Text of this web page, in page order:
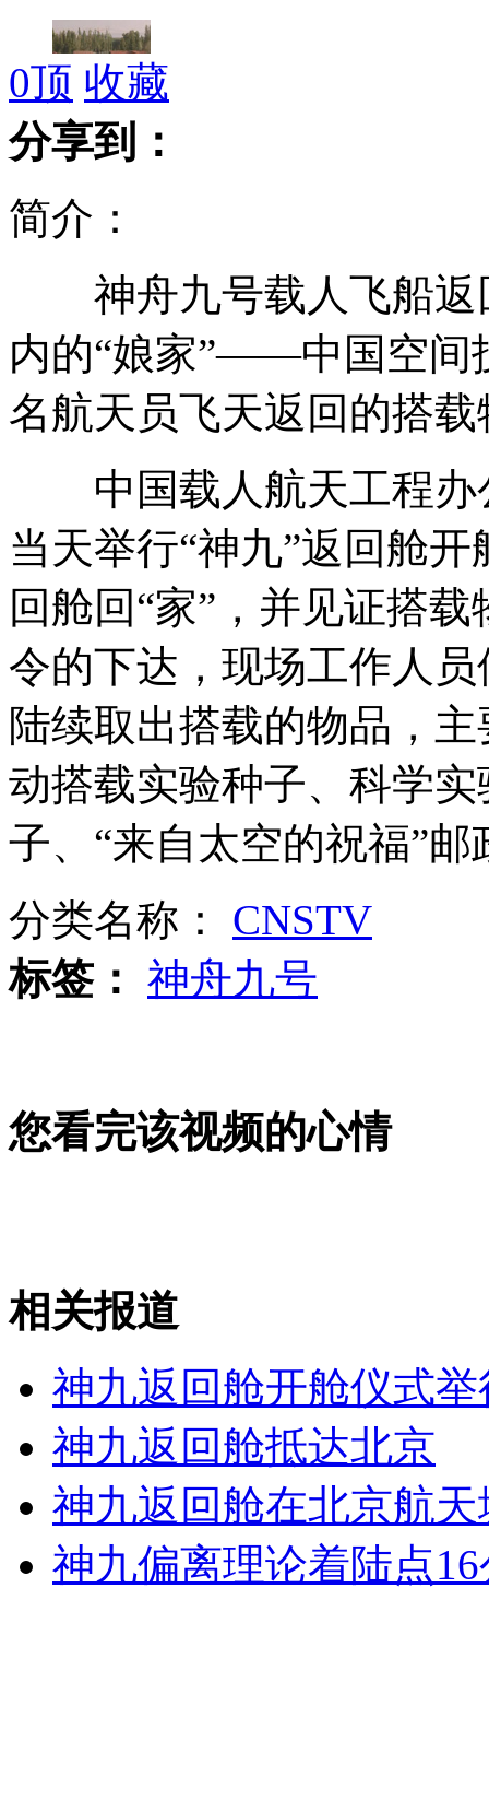
两千露营爱好者扎营沙漠玩时尚
宁波法院淘宝开店进行司法拍卖
天津羊驼预测意大利将夺冠
胡锦涛出席香港第四届政府就职典礼讲话实录
梁振英宣誓就任香港第四任特首
山西运城恶犬咬伤多人 警民合力深夜将其击毙
女孩北京地铁殴打老人 痛下狠手拳打脚踢
无痛分娩是否安全 医生回应
走！跟着总书记去植树
消防员救轻生者 花炮节热闹非凡 减压"枕头大战"
纽约上演“枕头大战”
0顶 收藏
分享到：
简介：
神舟九号载人飞船返
内的“娘家”——中国空间
名航天员飞天返回的搭
中国载人航天工程办
当天举行“神九”返回舱
回舱回“家”，并见证搭
令的下达，现场工作人
陆续取出搭载的物品，
动搭载实验种子、科学
子、“来自太空的祝福”邮
分类名称： CNSTV
标签： 神舟九号
您看完该视频的心情
相关报道
神九返回舱开舱仪式
神九返回舱抵达北京
神九返回舱在北京航
神九偏离理论着陆点